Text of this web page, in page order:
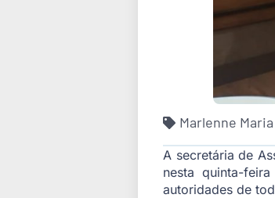
Marlenne
A secretária de
nesta quinta-
autoridades de